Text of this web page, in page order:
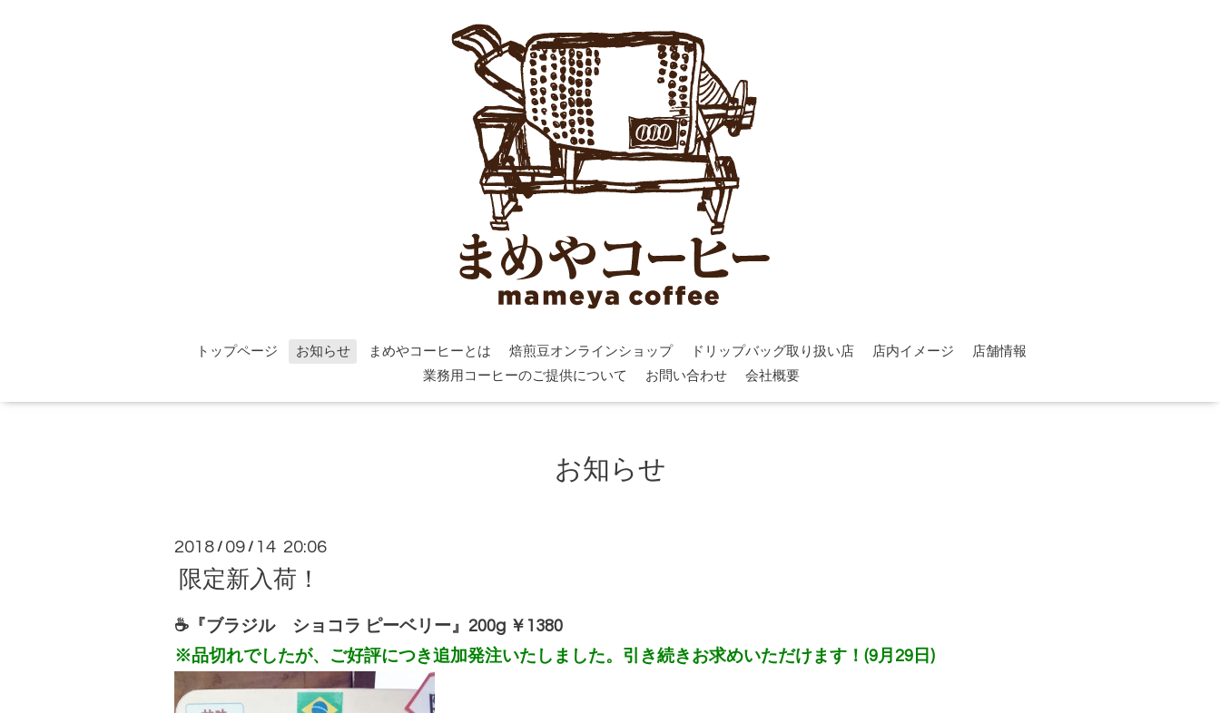
トップページ お知らせ まめやコーヒーとは 焙煎豆オンラインショップ ドリップバッグ取り扱い店 店内イメージ
店舗情報
業務用コーヒーのご提供について
お問い合わせ 会社概要
お知らせ
2018 / 09 / 14 20:06
限定新入荷！
☕『ブラジル ショコラ ピーベリー』200g ￥1380
※品切れでしたが、ご好評につき追加発注いたしました。引き続きお求めいただけます！(9月29日)